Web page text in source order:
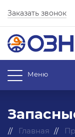
Заказать звонок
Меню
Главная